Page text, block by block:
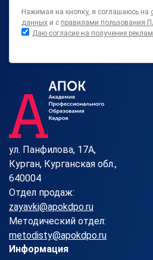
Нажимая на кнопку, я соглашаюсь на
данных и с правилами пользования
Даю согласие на получение
ул. Панфилова, 17А,
Курган, Курганская обл.,
640004
Отдел продаж:
zayavki@apokdpo.ru
Методический отдел:
metodisty@apokdpo.ru
Информация